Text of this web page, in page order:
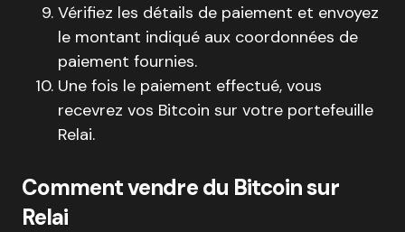
Vérifiez les détails de paiement et envoyez
le montant indiqué aux coordonnées de
paiement fournies.
Une fois le paiement effectué, vous
recevrez vos Bitcoin sur votre portefeuille
Relai.
Comment vendre du Bitcoin sur
Relai